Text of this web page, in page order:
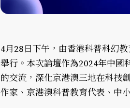
4月28日下午，由香港科普科幻
舉行。本次論壇作為2024年中國
的交流，深化京港澳三地在科技
作家、京港澳科普教育代表、中